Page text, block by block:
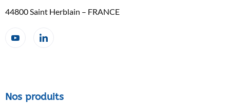
44800 Saint Herblain – FRANCE
Nos produits